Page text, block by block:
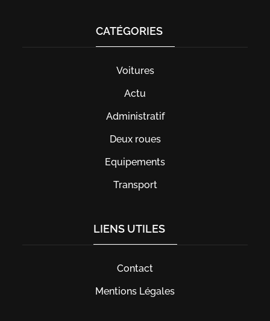
CATÉGORIES
Voitures
Actu
Administratif
Deux roues
Equipements
Transport
LIENS UTILES
Contact
Mentions Légales